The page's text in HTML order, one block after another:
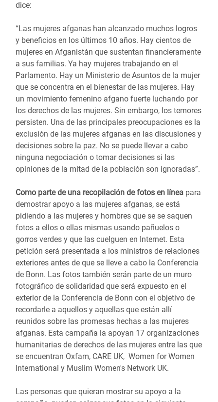
dice:
“Las mujeres afganas han alcanzado muchos logros
y beneficios en los últimos 10 años. Hay cientos de
mujeres en Afganistán que sustentan financieramente
a sus familias. Ya hay mujeres trabajando en el
Parlamento. Hay un Ministerio de Asuntos de la mujer
que se concentra en el bienestar de las mujeres. Hay
un movimiento femenino afgano fuerte luchando por
los derechos de las mujeres. Sin embargo, los temores
persisten. Una de las principales preocupaciones es la
exclusión de las mujeres afganas en las discusiones y
decisiones sobre la paz. No se puede llevar a cabo
ninguna negociación o tomar decisiones si las
opiniones de la mitad de la población son ignoradas”.
Como parte de una recopilación de fotos en línea para
demostrar apoyo a las mujeres afganas, se está
pidiendo a las mujeres y hombres que se se saquen
fotos a ellos o ellas mismas usando pañuelos o
gorros verdes y que las cuelguen en Internet. Esta
petición será presentada a los ministros de relaciones
exteriores antes de que se lleve a cabo la Conferencia
de Bonn. Las fotos también serán parte de un muro
fotográfico de solidaridad que será expuesto en el
exterior de la Conferencia de Bonn con el objetivo de
recordarle a aquellos y aquellas que están allí
reunidos sobre las promesas hechas a las mujeres
afganas. Esta campaña la apoyan 17 organizaciones
humanitarias de derechos de las mujeres entre las que
se encuentran Oxfam, CARE UK, Women for Women
International y Muslim Women's Network UK.
Las personas que quieran mostrar su apoyo a la